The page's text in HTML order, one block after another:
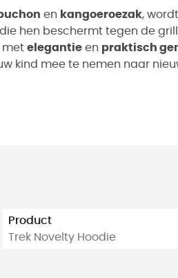
en kangoeroezak,
hen beschermt tegen de
met elegantie en praktisch
kind mee te nemen naar
Product
Trek Novelty Hoodie